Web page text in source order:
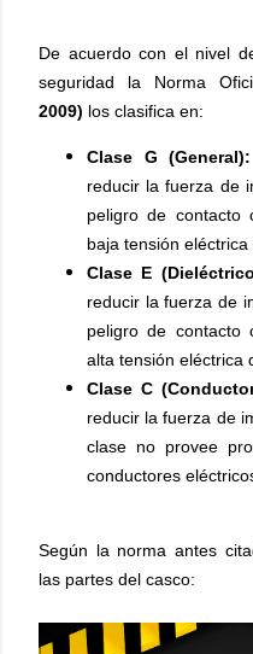
De acuerdo con el nivel
seguridad la Norma
2009) los clasifica en:
Clase G (General):
reducir la fuerza de
peligro de contacto
baja tensión
Clase E
reducir la fuerza de
peligro de contacto
alta tensión eléctrica
Clase C
reducir la fuerza de
clase no provee
conductores
Según la norma antes
las partes del casco: